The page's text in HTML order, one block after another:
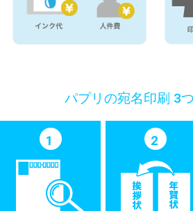
パプリの宛名印刷 3
1 2